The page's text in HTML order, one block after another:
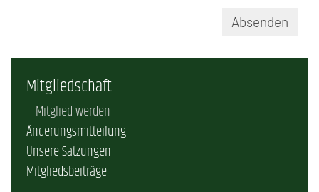
Absenden
Mitgliedschaft
Mitglied werden
Änderungsmitteilung
Unsere Satzungen
Mitgliedsbeiträge